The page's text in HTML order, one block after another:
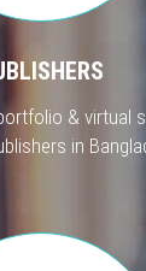
& virtual
in